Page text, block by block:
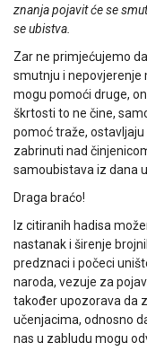
znanjapojavit će se
se ubistva.
Zar ne primjećujemo
smutnju i nepovjerenje
mogu pomoći druge,
škrtosti to ne čine,
pomoć traže,
zabrinuti nad
samoubistava iz dana
Draga braćo!
Iz citiranih hadisa
nastanak i širenje
predznaci i počeci
naroda, vezuje za
također upozorava da
učenjacima, odnosno
nas u zabludu mogu